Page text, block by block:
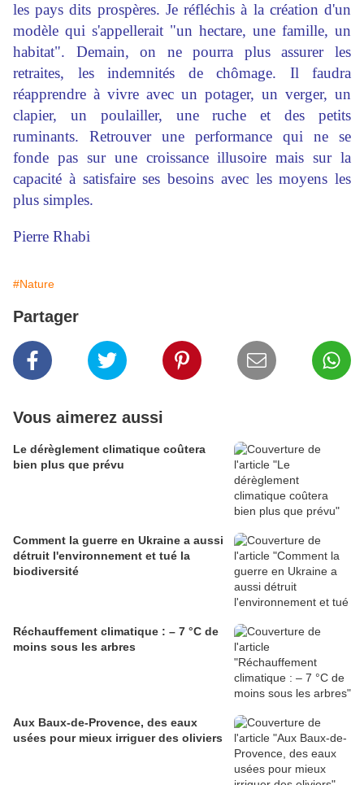
les pays dits prospères. Je réfléchis à la création d'un
modèle qui s'appellerait "un hectare, une famille, un
habitat". Demain, on ne pourra plus assurer les
retraites, les indemnités de chômage. Il faudra
réapprendre à vivre avec un potager, un verger, un
clapier, un poulailler, une ruche et des petits
ruminants. Retrouver une performance qui ne se
fonde pas sur une croissance illusoire mais sur la
capacité à satisfaire ses besoins avec les moyens les
plus simples.
Pierre Rhabi
#Nature
Partager
Vous aimerez aussi
Le dérèglement climatique coûtera
bien plus que prévu
Comment la guerre en Ukraine a aussi
détruit l'environnement et tué la
biodiversité
Réchauffement climatique : – 7 °C de
moins sous les arbres
Aux Baux-de-Provence, des eaux
usées pour mieux irriguer des oliviers